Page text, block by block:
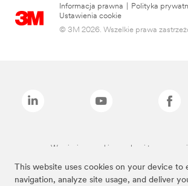
This website uses cookies on your device to
navigation, analyze site usage, and deliver
Informacja prawna Polityka
Ustawienia cookie
© 3M 2026. Wszelkie prawa
Wymienione marki są znakami